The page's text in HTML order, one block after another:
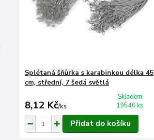
Splétaná šňůrka s karabinkou délka 45
cm, střední, 7 šedá světlá
8,12 Kč/ks
Skladem
19540 ks
Přidat do košíku